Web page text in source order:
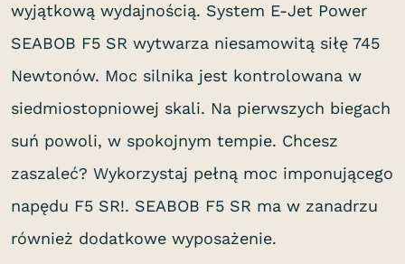
wyjątkową wydajnością. System E-Jet Power
SEABOB F5 SR wytwarza niesamowitą siłę 745
Newtonów. Moc silnika jest kontrolowana w
siedmiostopniowej skali. Na pierwszych biegach
suń powoli, w spokojnym tempie. Chcesz
zaszaleć? Wykorzystaj pełną moc imponującego
napędu F5 SR!. SEABOB F5 SR ma w zanadrzu
również dodatkowe wyposażenie.